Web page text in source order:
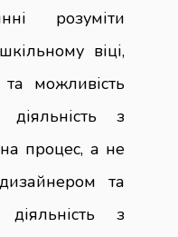
розуміти
віці,
можливість
діяльність з
процес, а не
та
з